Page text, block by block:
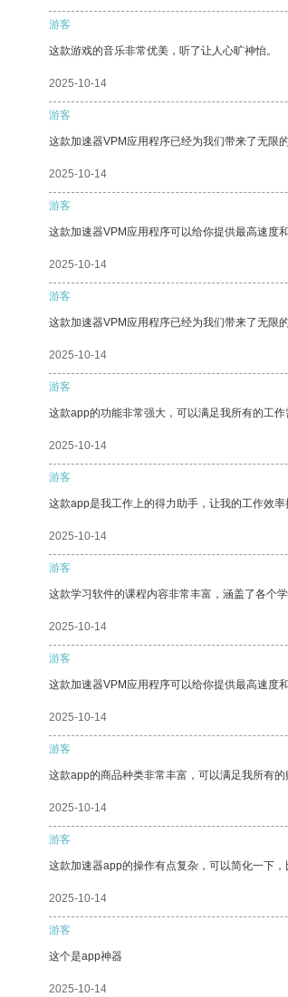
游客
这款游戏的音乐非常优美，听了让人心旷神怡。
2025-10-14
游客
这款加速器VPM应用程序已经为我们带来了无限
2025-10-14
游客
这款加速器VPM应用程序可以给你提供最高速度
2025-10-14
游客
这款加速器VPM应用程序已经为我们带来了无限
2025-10-14
游客
这款app的功能非常强大，可以满足我所有的工作
2025-10-14
游客
这款app是我工作上的得力助手，让我的工作效
2025-10-14
游客
这款学习软件的课程内容非常丰富，涵盖了各个
2025-10-14
游客
这款加速器VPM应用程序可以给你提供最高速度
2025-10-14
游客
这款app的商品种类非常丰富，可以满足我所有的
2025-10-14
游客
这款加速器app的操作有点复杂，可以简化一下，
2025-10-14
游客
这个是app神器
2025-10-14